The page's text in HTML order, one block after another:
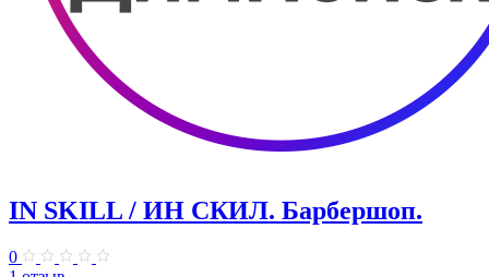
IN SKILL / ИН СКИЛ. Барбершоп.
0